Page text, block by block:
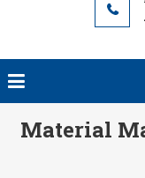
Material